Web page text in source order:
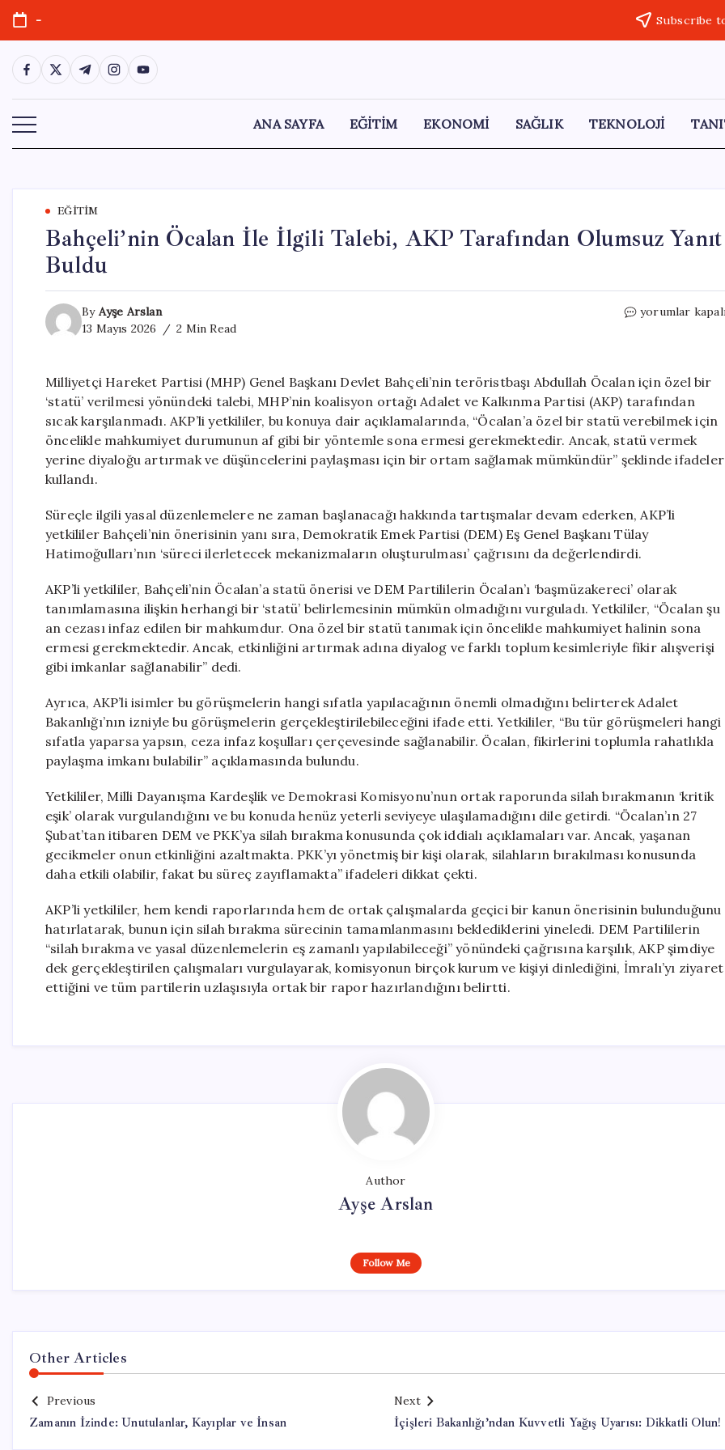
Skip
content
- Subscribe
https://www.facebook.com/
https://twitter.com/
https://t.me/
https://www.instagram.com/
https://youtube.com/
ANA SAYFA EĞİTİM EKONOMİ SAĞLIK TEKNOLOJİ
EĞITIM
Bahçeli’nin Öcalan İle İlgili Talebi, AKP Tarafından Olumsuz Yanıt
Buldu
By Ayşe Arslan
13 Mayıs 2026
2 Min Read
Bahçeli’nin
Talebi,
AKP
Tarafından
Olumsuz
Yanıt
Buldu
yorumlar
Milliyetçi Hareket Partisi (MHP) Genel Başkanı Devlet Bahçeli’nin teröristbaşı Abdullah Öcalan için özel bir
‘statü’ verilmesi yönündeki talebi, MHP’nin koalisyon ortağı Adalet ve Kalkınma Partisi (AKP) tarafından
sıcak karşılanmadı. AKP’li yetkililer, bu konuya dair açıklamalarında, “Öcalan’a özel bir statü verebilmek için
öncelikle mahkumiyet durumunun af gibi bir yöntemle sona ermesi gerekmektedir. Ancak, statü vermek
yerine diyaloğu artırmak ve düşüncelerini paylaşması için bir ortam sağlamak mümkündür” şeklinde ifadeler
kullandı.
Süreçle ilgili yasal düzenlemelere ne zaman başlanacağı hakkında tartışmalar devam ederken, AKP’li
yetkililer Bahçeli’nin önerisinin yanı sıra, Demokratik Emek Partisi (DEM) Eş Genel Başkanı Tülay
Hatimoğulları’nın ‘süreci ilerletecek mekanizmaların oluşturulması’ çağrısını da değerlendirdi.
AKP’li yetkililer, Bahçeli’nin Öcalan’a statü önerisi ve DEM Partililerin Öcalan’ı ‘başmüzakereci’ olarak
tanımlamasına ilişkin herhangi bir ‘statü’ belirlemesinin mümkün olmadığını vurguladı. Yetkililer, “Öcalan şu
an cezası infaz edilen bir mahkumdur. Ona özel bir statü tanımak için öncelikle mahkumiyet halinin sona
ermesi gerekmektedir. Ancak, etkinliğini artırmak adına diyalog ve farklı toplum kesimleriyle fikir alışverişi
gibi imkanlar sağlanabilir” dedi.
Ayrıca, AKP’li isimler bu görüşmelerin hangi sıfatla yapılacağının önemli olmadığını belirterek Adalet
Bakanlığı’nın izniyle bu görüşmelerin gerçekleştirilebileceğini ifade etti. Yetkililer, “Bu tür görüşmeleri hangi
sıfatla yaparsa yapsın, ceza infaz koşulları çerçevesinde sağlanabilir. Öcalan, fikirlerini toplumla rahatlıkla
paylaşma imkanı bulabilir” açıklamasında bulundu.
Yetkililer, Milli Dayanışma Kardeşlik ve Demokrasi Komisyonu’nun ortak raporunda silah bırakmanın ‘kritik
eşik’ olarak vurgulandığını ve bu konuda henüz yeterli seviyeye ulaşılamadığını dile getirdi. “Öcalan’ın 27
Şubat’tan itibaren DEM ve PKK’ya silah bırakma konusunda çok iddialı açıklamaları var. Ancak, yaşanan
gecikmeler onun etkinliğini azaltmakta. PKK’yı yönetmiş bir kişi olarak, silahların bırakılması konusunda
daha etkili olabilir, fakat bu süreç zayıflamakta” ifadeleri dikkat çekti.
AKP’li yetkililer, hem kendi raporlarında hem de ortak çalışmalarda geçici bir kanun önerisinin bulunduğunu
hatırlatarak, bunun için silah bırakma sürecinin tamamlanmasını beklediklerini yineledi. DEM Partililerin
“silah bırakma ve yasal düzenlemelerin eş zamanlı yapılabileceği” yönündeki çağrısına karşılık, AKP şimdiye
dek gerçekleştirilen çalışmaları vurgulayarak, komisyonun birçok kurum ve kişiyi dinlediğini, İmralı’yı ziyaret
ettiğini ve tüm partilerin uzlaşısıyla ortak bir rapor hazırlandığını belirtti.
Author
Ayşe Arslan
Follow Me
Other Articles
Previous
Zamanın İzinde: Unutulanlar, Kayıplar ve İnsan
Next
İçişleri Bakanlığı’ndan Kuvvetli Yağış Uyarısı: Dikkatli Olun!